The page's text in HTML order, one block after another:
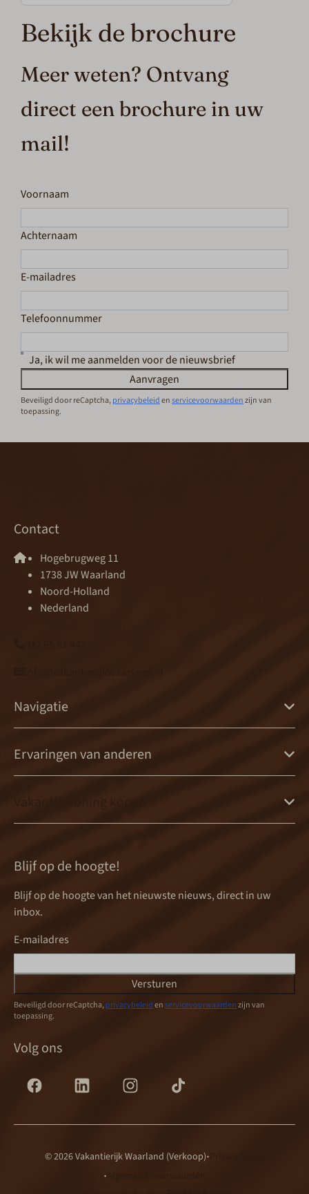
Bekijk de brochure
Meer weten? Ontvang
direct een brochure in uw
mail!
Voornaam
Achternaam
E-mailadres
Telefoonnummer
Ja, ik wil me aanmelden voor de nieuwsbrief
Aanvragen
Beveiligd door reCaptcha,privacybeleidenservicevoorwaardenzijn van
toepassing.
Contact
Hogebrugweg 11
1738 JW Waarland
Noord-Holland
Nederland
Navigatie
Ervaringen van anderen
Blijf op de hoogte!
Blijf op de hoogte van het nieuwste nieuws, direct in uw
inbox.
E-mailadres
Versturen
Beveiligd door reCaptcha,privacybeleidenservicevoorwaardenzijn van
toepassing.
Volg ons
© 2026 Vakantierijk Waarland (Verkoop)·
·